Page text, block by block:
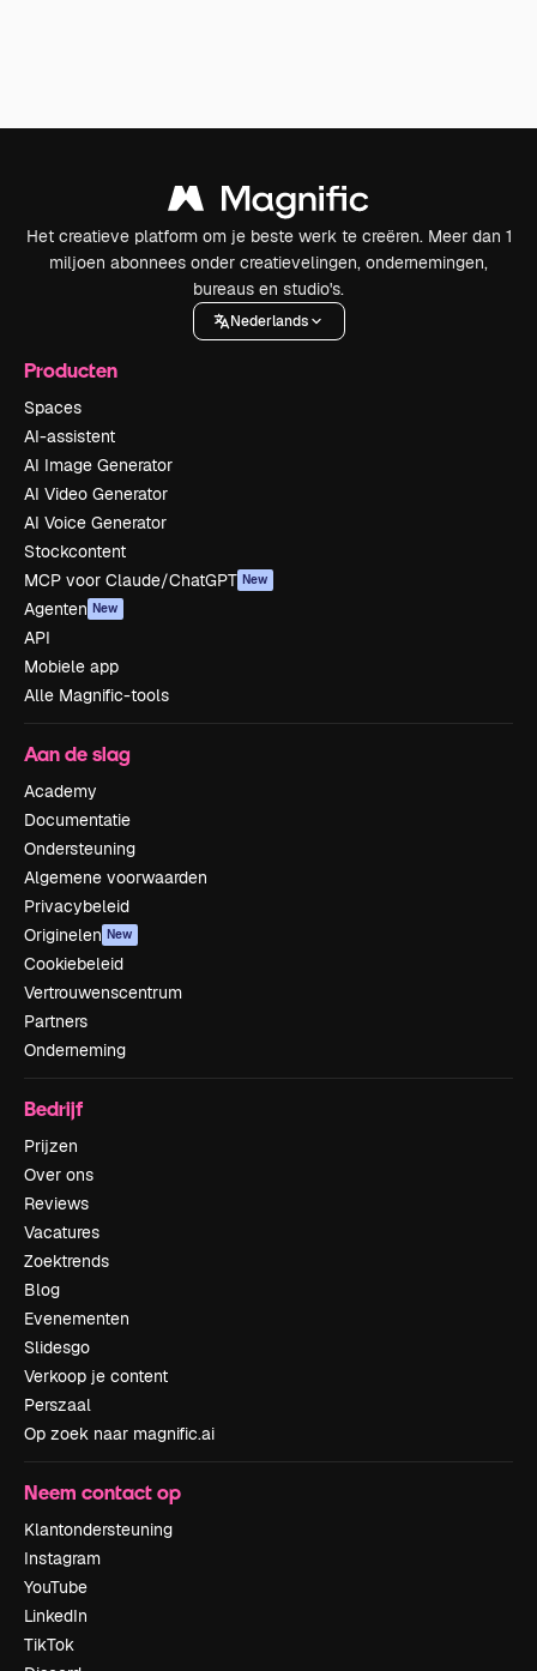
Het creatieve platform om je beste werk te creëren. Meer dan 1
miljoen abonnees onder creatievelingen, ondernemingen,
bureaus en studio's.
Nederlands
Producten
Spaces
AI-assistent
AI Image Generator
AI Video Generator
AI Voice Generator
Stockcontent
MCP voor Claude/ChatGPT New
Agenten New
API
Mobiele app
Alle Magnific-tools
Aan de slag
Academy
Documentatie
Ondersteuning
Algemene voorwaarden
Privacybeleid
Originelen New
Cookiebeleid
Vertrouwenscentrum
Partners
Onderneming
Bedrijf
Prijzen
Over ons
Reviews
Vacatures
Zoektrends
Blog
Evenementen
Slidesgo
Verkoop je content
Perszaal
Op zoek naar magnific.ai
Neem contact op
Klantondersteuning
Instagram
YouTube
LinkedIn
TikTok